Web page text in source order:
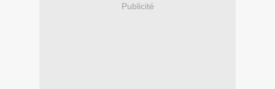
Publicité